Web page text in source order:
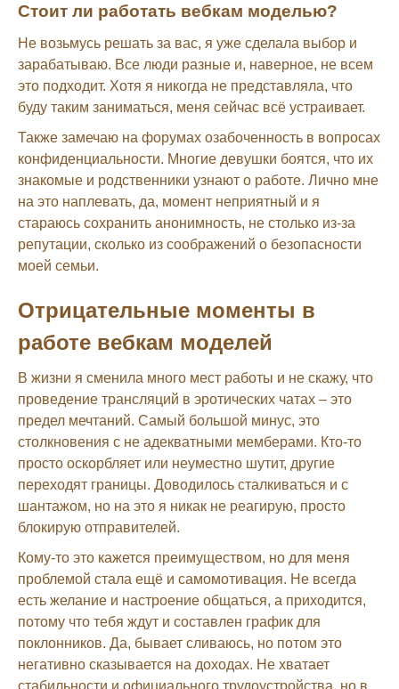
Стоит ли работать вебкам моделью?
Не возьмусь решать за вас, я уже сделала выбор и
зарабатываю. Все люди разные и, наверное, не всем
это подходит. Хотя я никогда не представляла, что
буду таким заниматься, меня сейчас всё устраивает.
Также замечаю на форумах озабоченность в вопросах
конфиденциальности. Многие девушки боятся, что их
знакомые и родственники узнают о работе. Лично мне
на это наплевать, да, момент неприятный и я
стараюсь сохранить анонимность, не столько из-за
репутации, сколько из соображений о безопасности
моей семьи.
Отрицательные моменты в
работе вебкам моделей
В жизни я сменила много мест работы и не скажу, что
проведение трансляций в эротических чатах – это
предел мечтаний. Самый большой минус, это
столкновения с не адекватными мемберами. Кто-то
просто оскорбляет или неуместно шутит, другие
переходят границы. Доводилось сталкиваться и с
шантажом, но на это я никак не реагирую, просто
блокирую отправителей.
Кому-то это кажется преимуществом, но для меня
проблемой стала ещё и самомотивация. Не всегда
есть желание и настроение общаться, а приходится,
потому что тебя ждут и составлен график для
поклонников. Да, бывает сливаюсь, но потом это
негативно сказывается на доходах. Не хватает
стабильности и официального трудоустройства, но в